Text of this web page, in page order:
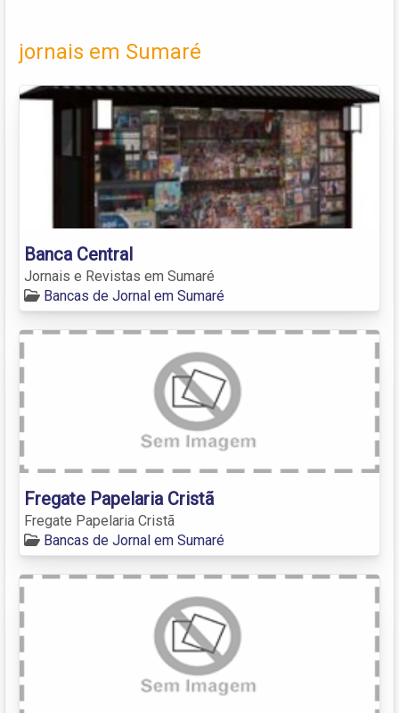
jornais em Sumaré
Banca Central
Jornais e Revistas em Sumaré
Bancas de Jornal em Sumaré
Fregate Papelaria Cristã
Fregate Papelaria Cristã
Bancas de Jornal em Sumaré